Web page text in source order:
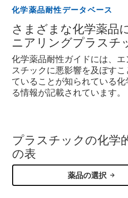
化学薬品耐性データベース
さまざまな化学薬品
ニアリングプラスチ
化学薬品耐性ガイドには、
スチックに悪影響を及ぼす
ていることが知られている
る情報が記載されています。
プラスチックの化学
の表
薬品の選択